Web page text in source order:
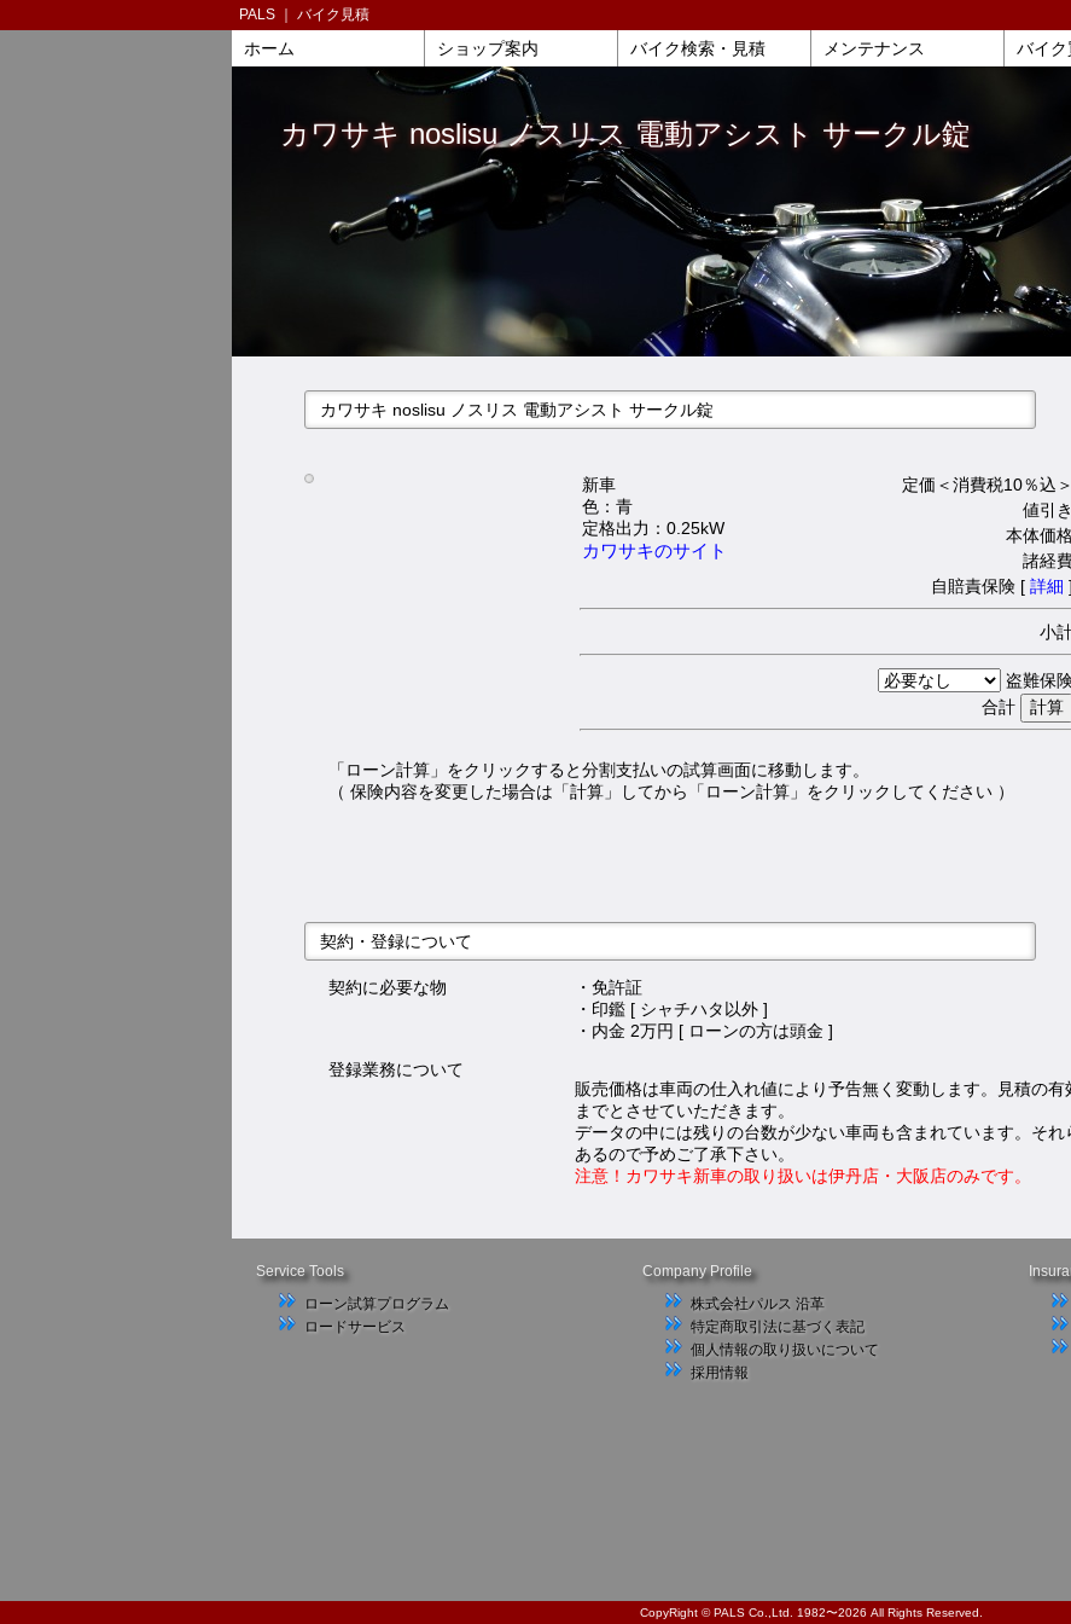
PALS ｜ バイク見積
ホーム ショップ案内 バイク検索・見積 メンテナンス バイク
カワサキ noslisu ノスリス 電動アシスト サークル錠
カワサキ noslisu ノスリス 電動アシスト サークル錠
新車
色：青
定格出力：0.25kW
カワサキのサイト
定価＜消費税10％込＞
値引
本体価
諸経
自賠責保険 [ 詳細
小
盗難保
合計
「ローン計算」をクリックすると分割支払いの試算画面に移動します。
（ 保険内容を変更した場合は「計算」してから「ローン計算」をクリックしてください ）
契約・登録について
契約に必要な物
・免許証
・印鑑 [ シャチハタ以外 ]
・内金 2万円 [ ローンの方は頭金 ]
登録業務について
販売価格は車両の仕入れ値により予告無く変動します。見積の
までとさせていただきます。
データの中には残りの台数が少ない車両も含まれています。そ
あるので予めご了承下さい。
注意！カワサキ新車の取り扱いは伊丹店・大阪店のみです。
Service Tools
ローン試算プログラム
ロードサービス
Company Profile
株式会社パルス 沿革
特定商取引法に基づく表記
個人情報の取り扱いについて
採用情報
CopyRight © PALS Co.,Ltd. 1982〜2026 All Rights Reserved.